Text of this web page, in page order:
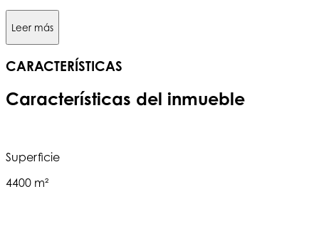
Leer más
CARACTERÍSTICAS
Características del inmueble
Superficie
4400 m²